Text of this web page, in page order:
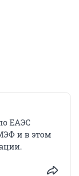
ЕАЭС
и в этом